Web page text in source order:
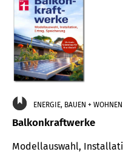
ENERGIE, BAUEN + WOHNEN
Balkonkraftwerke
Modellauswahl,